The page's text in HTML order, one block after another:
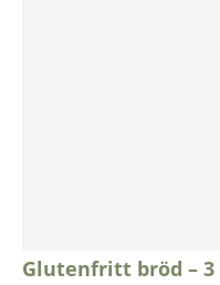
Glutenfritt bröd –